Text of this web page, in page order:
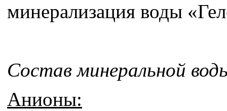
минерализация воды
Состав минеральной
Анионы: